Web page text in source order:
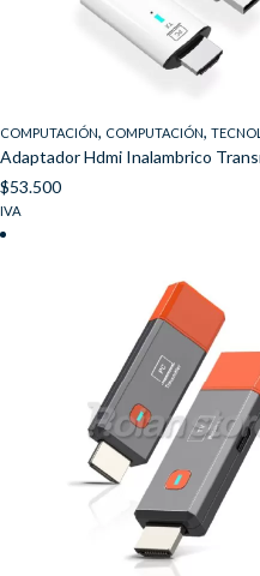
COMPUTACIÓN, COMPUTACIÓN,
Adaptador Hdmi Inalambrico
$53.500
IVA